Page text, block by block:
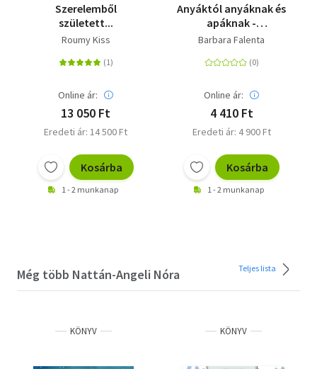
Szerelemből
született...
Roumy Kiss
Online ár:
13 050 Ft
Eredeti ár: 14 500 Ft
Kosárba
1 - 2 munkanap
Anyáktól anyáknak és
apáknak -
Várandósság -
az életünkben -
rá?
Barbara Falenta
Online ár:
4 410 Ft
Eredeti ár: 4 900 Ft
Kosárba
1 - 2 munkanap
Még több Nattán-Angeli Nóra Teljes lista
KÖNYV KÖNYV